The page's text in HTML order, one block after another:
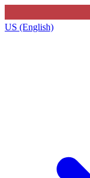
US (English)